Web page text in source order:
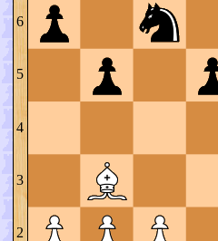
6
5
4
3
2